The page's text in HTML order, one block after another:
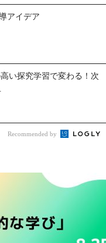
アイデア
い探究学習で変わる！次
Recommended by